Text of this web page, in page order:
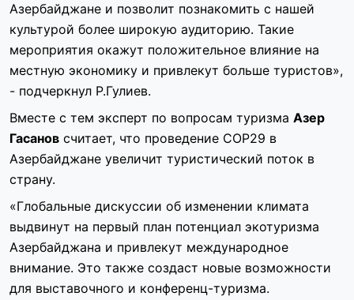
Азербайджане и позволит познакомить с нашей
культурой более широкую аудиторию. Такие
мероприятия окажут положительное влияние на
местную экономику и привлекут больше туристов»,
- подчеркнул Р.Гулиев.
Вместе с тем эксперт по вопросам туризма Азер
Гасанов считает, что проведение COP29 в
Азербайджане увеличит туристический поток в
страну.
«Глобальные дискуссии об изменении климата
выдвинут на первый план потенциал экотуризма
Азербайджана и привлекут международное
внимание. Это также создаст новые возможности
для выставочного и конференц-туризма.